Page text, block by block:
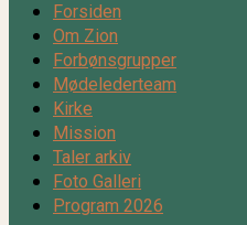
Forsiden
Om Zion
Forbønsgrupper
Mødelederteam
Kirke
Mission
Taler arkiv
Foto Galleri
Program 2026